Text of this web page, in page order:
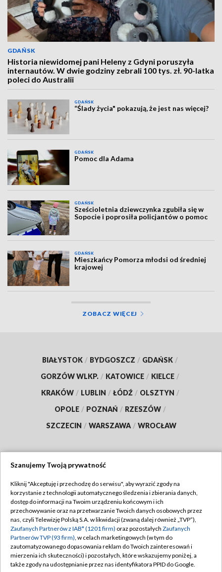
GDAŃSK
Historia niewidomej pani Heleny z Gdyni poruszyła
internautów. W dwie godziny zebrali 100 tys. zł. 90-latka
poleci do Australii
GDAŃSK
“Ślady życia" pokazują, że jest nas więcej?
GDAŃSK
Pomoc dla Adama
GDAŃSK
Sześcioletnia dziewczynka zgubiła się w
Sopocie i poprosiła policjantów o pomoc
GDAŃSK
Mieszkańcy Pomorza młodsi od średniej
krajowej
ZOBACZ WIĘCEJ
BIAŁYSTOK / BYDGOSZCZ / GDAŃSK /
GORZÓW WLKP. / KATOWICE / KIELCE /
KRAKÓW / LUBLIN / ŁÓDŹ / OLSZTYN /
OPOLE / POZNAŃ / RZESZÓW /
SZCZECIN / WARSZAWA / WROCŁAW
TVP
Abonament TVP
Emisja w TVP
Centrum informacji TVP
Naziemna Telewizja Cyfrowa
Regulamin TVP
Polityka prywatności
Moje zgody
Pomoc
Szanujemy Twoją prywatność
Kliknij "Akceptuję i przechodzę do serwisu", aby wyrazić zgody na
korzystanie z technologii automatycznego śledzenia i zbierania danych,
dostęp do informacji na Twoim urządzeniu końcowym i ich
przechowywanie oraz na przetwarzanie Twoich danych osobowych przez
nas, czyli Telewizję Polską S.A. w likwidacji (zwaną dalej również „TVP”),
Zaufanych Partnerów z IAB* (1201 firm) oraz pozostałych Zaufanych
Partnerów TVP (93 firm), w celach marketingowych (w tym do
zautomatyzowanego dopasowania reklam do Twoich zainteresowań i
mierzenia ich skuteczności) i pozostałych, które wskazujemy poniżej, a
także zgody na udostępnianie przez nas identyfikatora PPID do Google.